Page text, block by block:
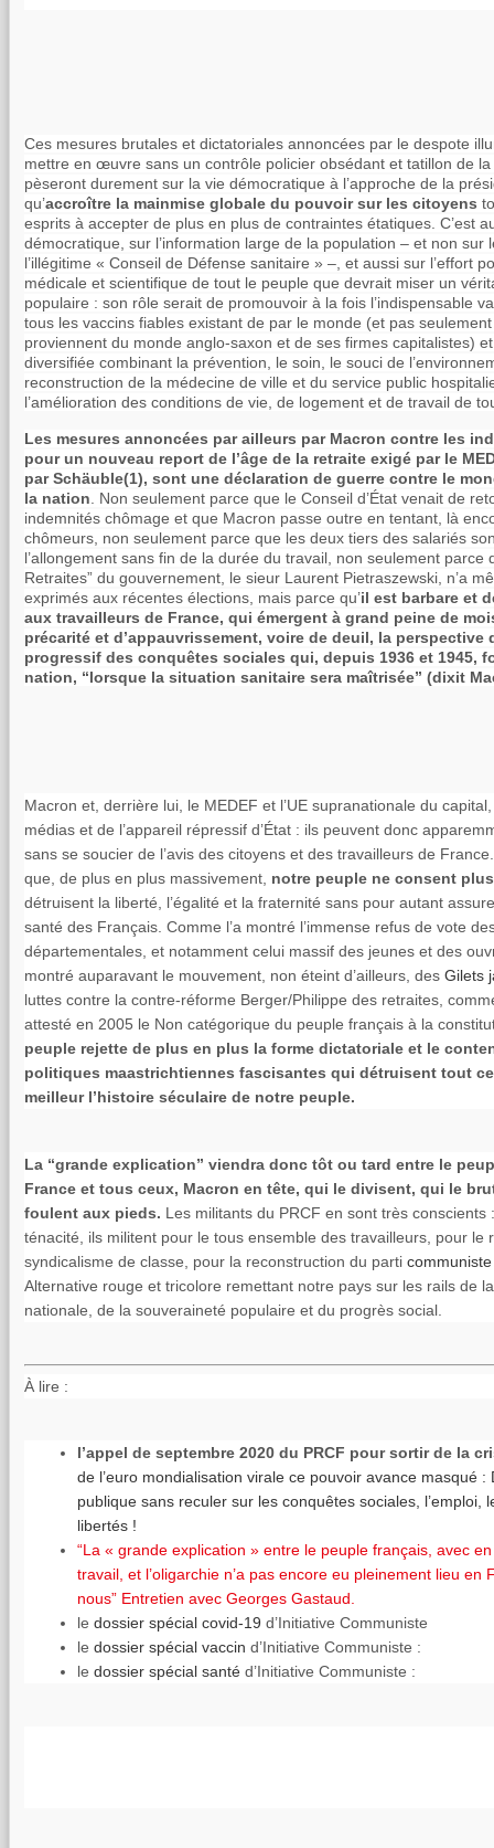
Ces mesures brutales et dictatoriales annoncées par le despote
mettre en œuvre sans un contrôle policier obsédant et tatillon de
pèseront durement sur la vie démocratique à l’approche de la
qu’accroître la mainmise globale du pouvoir sur les citoyens
esprits à accepter de plus en plus de contraintes étatiques. C’est
démocratique, sur l’information large de la population – et non sur
l’illégitime « Conseil de Défense sanitaire » –, et aussi sur l’effort
médicale et scientifique de tout le peuple que devrait miser un
populaire : son rôle serait de promouvoir à la fois l’indispensable
tous les vaccins fiables existant de par le monde (et pas
proviennent du monde anglo-saxon et de ses firmes capitalistes)
diversifiée combinant la prévention, le soin, le souci de
reconstruction de la médecine de ville et du service public
l’amélioration des conditions de vie, de logement et de travail de
Les mesures annoncées par ailleurs par Macron contre les
pour un nouveau report de l’âge de la retraite exigé par le
par Schäuble(1), sont une déclaration de guerre contre le
la nation . Non seulement parce que le Conseil d’État venait de
indemnités chômage et que Macron passe outre en tentant, là
chômeurs, non seulement parce que les deux tiers des salariés
l’allongement sans fin de la durée du travail, non seulement parce
Retraites” du gouvernement, le sieur Laurent Pietraszewski, n’a
exprimés aux récentes élections, mais parce qu’il est barbare et
aux travailleurs de France, qui émergent à grand peine de
précarité et d’appauvrissement, voire de deuil, la perspective
progressif des conquêtes sociales qui, depuis 1936 et 1945,
nation, “lorsque la situation sanitaire sera maîtrisée” (dixit
Macron et, derrière lui, le MEDEF et l’UE supranationale du
médias et de l’appareil répressif d’État : ils peuvent donc
sans se soucier de l’avis des citoyens et des travailleurs de
que, de plus en plus massivement, notre peuple ne consent plus
détruisent la liberté, l’égalité et la fraternité sans pour autant
santé des Français. Comme l’a montré l’immense refus de vote
départementales, et notamment celui massif des jeunes et des
montré auparavant le mouvement, non éteint d’ailleurs, des Gilets
luttes contre la contre-réforme Berger/Philippe des retraites,
attesté en 2005 le Non catégorique du peuple français à la
peuple rejette de plus en plus la forme dictatoriale et le
politiques maastrichtiennes fascisantes qui détruisent tout
meilleur l’histoire séculaire de notre peuple.
La “grande explication” viendra donc tôt ou tard entre le
France et tous ceux, Macron en tête, qui le divisent, qui le
foulent aux pieds. Les militants du PRCF en sont très conscients
ténacité, ils militent pour le tous ensemble des travailleurs, pour le
syndicalisme de classe, pour la reconstruction du parti communiste
Alternative rouge et tricolore remettant notre pays sur les rails de
nationale, de la souveraineté populaire et du progrès social.
À lire :
l’appel de septembre 2020 du PRCF pour sortir de la
de l’euro mondialisation virale ce pouvoir avance masqué :
publique sans reculer sur les conquêtes sociales, l’emploi,
libertés !
“La « grande explication » entre le peuple français, avec
travail, et l’oligarchie n’a pas encore eu pleinement lieu en
nous” Entretien avec Georges Gastaud.
le dossier spécial covid-19 d’Initiative Communiste
le dossier spécial vaccin d’Initiative Communiste :
le dossier spécial santé d’Initiative Communiste :